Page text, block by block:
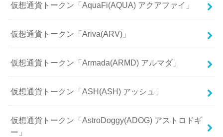
仮想通貨トークン「AquaFi(AQUA) アクアファイ」
仮想通貨トークン「Ariva(ARV)」
仮想通貨トークン「Armada(ARMD) アルマダ」
仮想通貨トークン「ASH(ASH) アッシュ」
仮想通貨トークン「AstroDoggy(ADOG) アストロドギ
ー」